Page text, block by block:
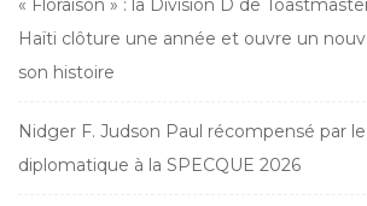
« Floraison » : la Division D de
Haïti clôture une année et ouvre un
son histoire
Nidger F. Judson Paul récompensé par
diplomatique à la SPECQUE 2026